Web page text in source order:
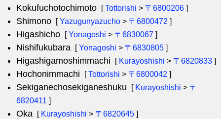
Kokufuchotochimoto [Tottorishi > 〒6800206 ]
Shimono [Yazugunyazucho > 〒6800472 ]
Higashicho [Yonagoshi > 〒6830067 ]
Nishifukubara [Yonagoshi > 〒6830805 ]
Higashigamoshimmachi [ Kurayoshishi > 〒6820833 ]
Hochonimmachi [Tottorishi > 〒6800042 ]
Sekiganechosekiganeshuku [ Kurayoshishi > 〒
6820411 ]
Oka [ Kurayoshishi > 〒6820645 ]